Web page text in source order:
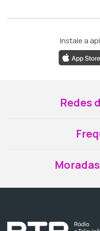
Instale a
Redes